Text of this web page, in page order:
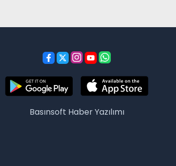
Basınsoft Haber Yazılımı